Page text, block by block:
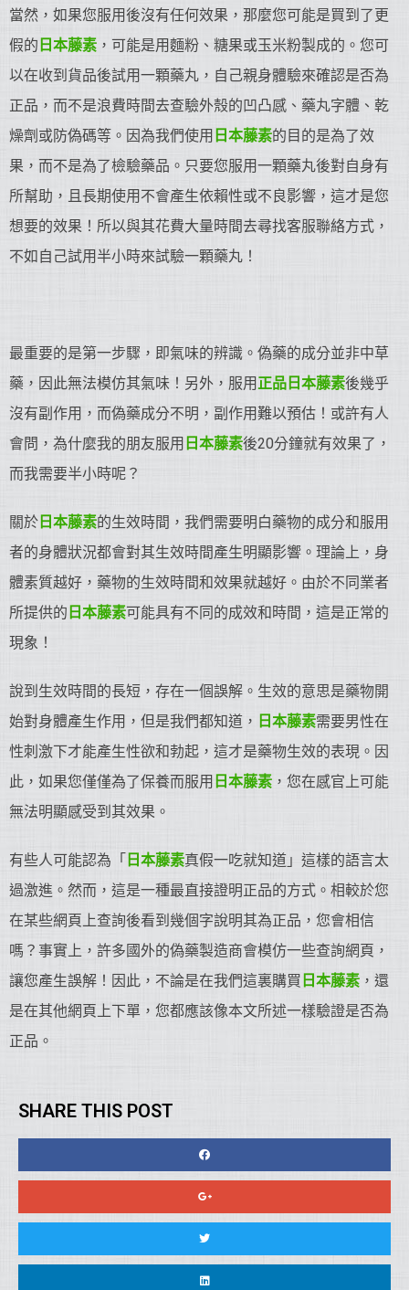
當然，如果您服用後沒有任何效果，那麼您可能是買到了更
假的 日本藤素 ，可能是用麵粉、糖果或玉米粉製成的。您可
以在收到貨品後試用一顆藥丸，自己親身體驗來確認是否為
正品，而不是浪費時間去查驗外殼的凹凸感、藥丸字體、乾
燥劑或防偽碼等。因為我們使用 日本藤素的目的是為了效
果，而不是為了檢驗藥品。只要您服用一顆藥丸後對自身有
所幫助，且長期使用不會產生依賴性或不良影響，這才是您
想要的效果！所以與其花費大量時間去尋找客服聯絡方式，
不如自己試用半小時來試驗一顆藥丸！
最重要的是第一步驟，即氣味的辨識。偽藥的成分並非中草
藥，因此無法模仿其氣味！另外，服用正品日本藤素後幾乎
沒有副作用，而偽藥成分不明，副作用難以預估！或許有人
會問，為什麼我的朋友服用 日本藤素後20分鐘就有效果了，
而我需要半小時呢？
關於 日本藤素的生效時間，我們需要明白藥物的成分和服用
者的身體狀況都會對其生效時間產生明顯影響。理論上，身
體素質越好，藥物的生效時間和效果就越好。由於不同業者
所提供的 日本藤素可能具有不同的成效和時間，這是正常的
現象！
說到生效時間的長短，存在一個誤解。生效的意思是藥物開
始對身體產生作用，但是我們都知道， 日本藤素需要男性在
性刺激下才能產生性欲和勃起，這才是藥物生效的表現。因
此，如果您僅僅為了保養而服用 日本藤素 ，您在感官上可能
無法明顯感受到其效果。
有些人可能認為「 日本藤素真假一吃就知道」這樣的語言太
過激進。然而，這是一種最直接證明正品的方式。相較於您
在某些網頁上查詢後看到幾個字說明其為正品，您會相信
嗎？事實上，許多國外的偽藥製造商會模仿一些查詢網頁，
讓您產生誤解！因此，不論是在我們這裏購買 日本藤素 ，還
是在其他網頁上下單，您都應該像本文所述一樣驗證是否為
正品。
SHARE THIS POST